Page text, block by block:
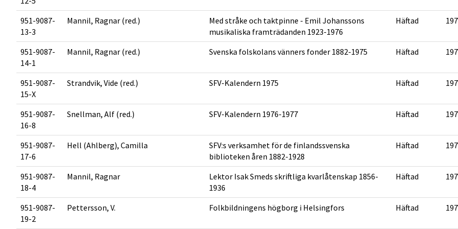
951-9087-
13-3
Mannil, Ragnar (red.)
Med stråke och taktpinne - Emil Johanssons
musikaliska framträdanden 1923-1976
Häftad
951-9087-
14-1
Mannil, Ragnar (red.) Svenska folskolans vänners fonder 1882-1975 Häftad
951-9087-
15-X
Strandvik, Vide (red.) SFV-Kalendern 1975 Häftad
951-9087-
16-8
Snellman, Alf (red.) SFV-Kalendern 1976-1977 Häftad
951-9087-
17-6
Hell (Ahlberg), Camilla
SFV:s verksamhet för de finlandssvenska
biblioteken åren 1882-1928
Häftad
951-9087-
18-4
Mannil, Ragnar
Lektor Isak Smeds skriftliga kvarlåtenskap 1856-
1936
Häftad
951-9087-
19-2
Pettersson, V. Folkbildningens högborg i Helsingfors Häftad